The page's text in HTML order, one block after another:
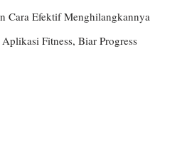
Cara Efektif Menghilangkannya
Fitness, Biar Progress